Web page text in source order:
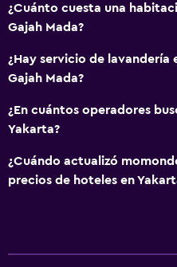
¿Cuánto cuesta una
Gajah Mada?
¿Hay servicio de lavandería
Gajah Mada?
¿En cuántos operadores
Yakarta?
¿Cuándo actualizó
precios de hoteles en